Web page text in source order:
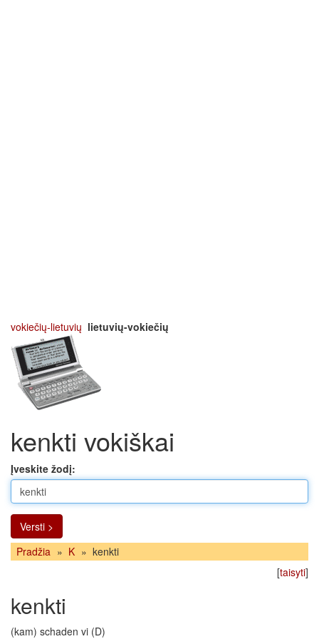
vokiečių-lietuvių lietuvių-vokiečių
kenkti vokiškai
Įveskite žodį:
Versti >
Pradžia » K » kenkti
[taisyti]
kenkti
(kam) schaden vi (D)